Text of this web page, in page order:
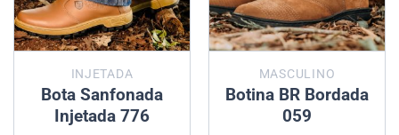
INJETADA
Bota Sanfonada
Injetada 776
MASCULINO
Botina BR Bordada
059